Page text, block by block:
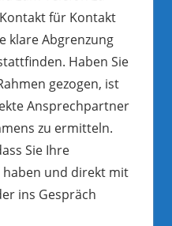
für Kontakt
klare Abgrenzung
Haben Sie
gezogen, ist
Ansprechpartner
zu ermitteln.
Sie Ihre
haben und direkt mit
ins Gespräch